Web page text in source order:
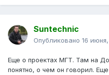
Suntechnic
Опубликовано 16
Еще о проектах МГТ. Там на
понятно, о чем он говорил.